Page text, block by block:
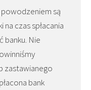
są
czas spłacania
banku. Nie
zastawianego
bank